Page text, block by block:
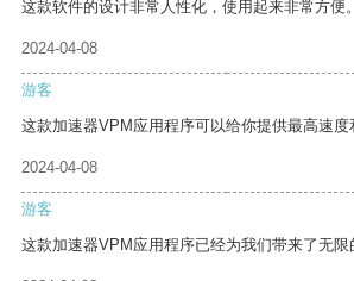
这款软件的设计非常人性化，使用起来非常方便。
2024-04-08
游客
这款加速器VPM应用程序可以给你提供最高速度
2024-04-08
游客
这款加速器VPM应用程序已经为我们带来了无限